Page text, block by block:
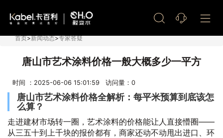
首页>新闻动态>专家答疑
唐山市艺术涂料价格一般大概多少一平方
时间 ：2025-06-06 15:01:59 访问量： 0
唐山市艺术涂料价格全解析：每平米预算到底该怎
么算？
走进建材市场转一圈，艺术涂料的价格能让人直接懵圈——
从三五十到上千块的报价都有，商家还动不动甩出进口、环